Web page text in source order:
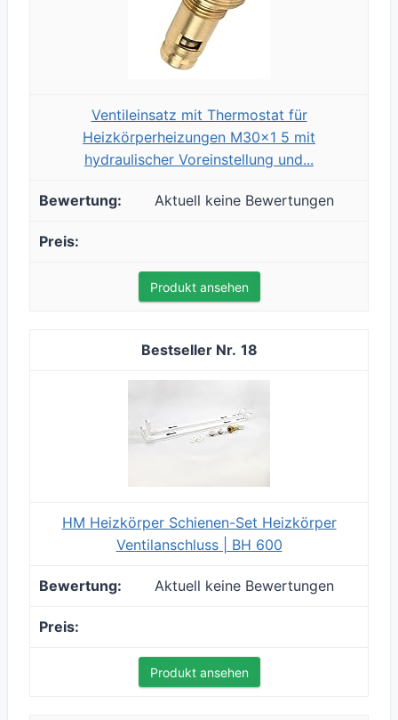
Ventileinsatz mit Thermostat für
Heizkörperheizungen M30x1 5 mit
hydraulischer Voreinstellung und...
Aktuell keine Bewertungen
Produkt ansehen
18
HM Heizkörper Schienen-Set Heizkörper
Ventilanschluss | BH 600
Aktuell keine Bewertungen
Produkt ansehen